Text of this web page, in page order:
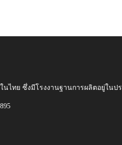
ในไทย ซึ่งมีโรงงานฐานการผลิตอยู่ใน